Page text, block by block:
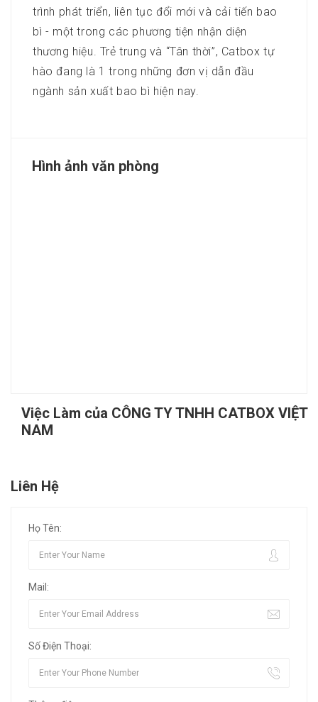
trình phát triển, liên tục đổi mới và cải tiến bao
bì - một trong các phương tiện nhận diện
thương hiệu. Trẻ trung và “Tân thời”, Catbox tự
hào đang là 1 trong những đơn vị dẫn đầu
ngành sản xuất bao bì hiện nay.
Hình ảnh văn phòng
Việc Làm của CÔNG TY TNHH CATBOX VIỆT
NAM
Liên Hệ
Họ Tên:
Mail:
Số Điện Thoại: